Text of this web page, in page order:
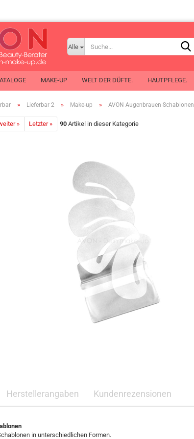
Alle
KIDS
MAKE-UP WELT DER DÜFTE.
Eau de Toilette
Körperspray
Deoroller
HAUTPFLEGE.
» Lieferbar 2 » Make-up » AVON Augenbrauen Schablonen
» Letzter » 90 Artikel in dieser Kategorie
Herstellerangaben Kundenrezensionen
in unterschiedlichen Formen.